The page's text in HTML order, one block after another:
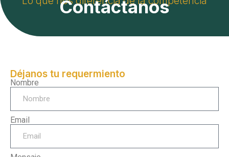
Contáctanos
Déjanos tu requermiento
Nombre
Email